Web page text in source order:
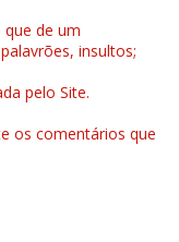
de um
insultos;
pelo Site.
os comentários que